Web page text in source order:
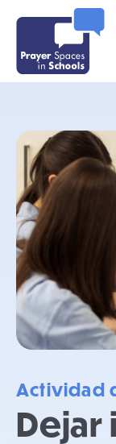
Actividad
Dejar